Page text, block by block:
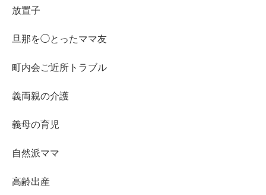
放置子
旦那を◯とったママ友
町内会ご近所トラブル
義両親の介護
義母の育児
自然派ママ
高齢出産